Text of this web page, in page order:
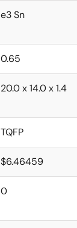
e3 Sn
0.65
20.0 x 14.0 x 1.4
TQFP
$6.46459
0